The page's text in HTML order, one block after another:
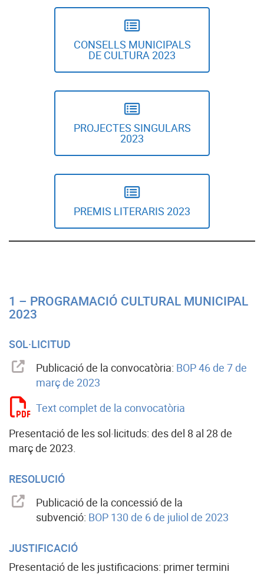
CONSELLS MUNICIPALS
DE CULTURA 2023
PROJECTES SINGULARS
2023
PREMIS LITERARIS 2023
1 – PROGRAMACIÓ CULTURAL MUNICIPAL
2023
SOL·LICITUD
Publicació de la convocatòria: BOP 46 de 7 de
març de 2023
Text complet de la convocatòria
Presentació de les sol·licituds: des del 8 al 28 de
març de 2023.
RESOLUCIÓ
Publicació de la concessió de la
subvenció: BOP 130 de 6 de juliol de 2023
JUSTIFICACIÓ
Presentació de les justificacions: primer termini